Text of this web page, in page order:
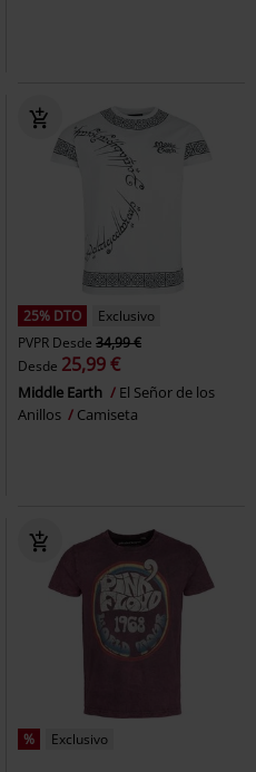
25% DTO
Exclusivo
PVPR Desde 34,99 €
Desde 25,99 €
Middle Earth
El Señor de los
Anillos
Camiseta
% Exclusivo